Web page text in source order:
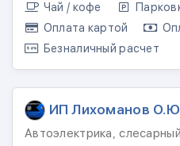
Чай / кофе
Оплата картой
Безналичный расчет
ИП Лихоманов
Автоэлектрика,